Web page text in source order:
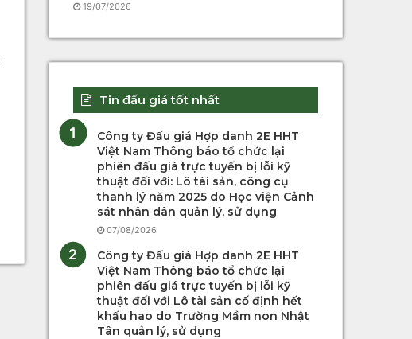
19/07/2026
Tin đấu giá tốt nhất
Công ty Đấu giá Hợp danh 2E HHT
Việt Nam Thông báo tổ chức lại
phiên đấu giá trực tuyến bị lỗi kỹ
thuật đối với: Lô tài sản, công cụ
thanh lý năm 2025 do Học viện Cảnh
sát nhân dân quản lý, sử dụng
07/08/2026
Công ty Đấu giá Hợp danh 2E HHT
Việt Nam Thông báo tổ chức lại
phiên đấu giá trực tuyến bị lỗi kỹ
thuật đối với Lô tài sản cố định hết
khấu hao do Trường Mầm non Nhật
Tân quản lý, sử dụng